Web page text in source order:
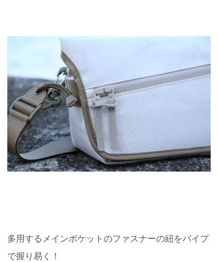
多用するメインポケットのファスナーの紐をパイプ
で握り易く！